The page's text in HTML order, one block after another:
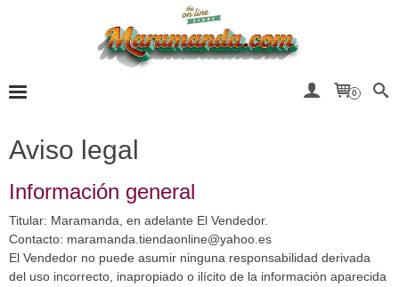
0
Aviso legal
Información general
Titular: Maramanda, en adelante El Vendedor.
Contacto: maramanda.tiendaonline@yahoo.es
El Vendedor no puede asumir ninguna responsabilidad derivada
del uso incorrecto, inapropiado o ilícito de la información aparecida